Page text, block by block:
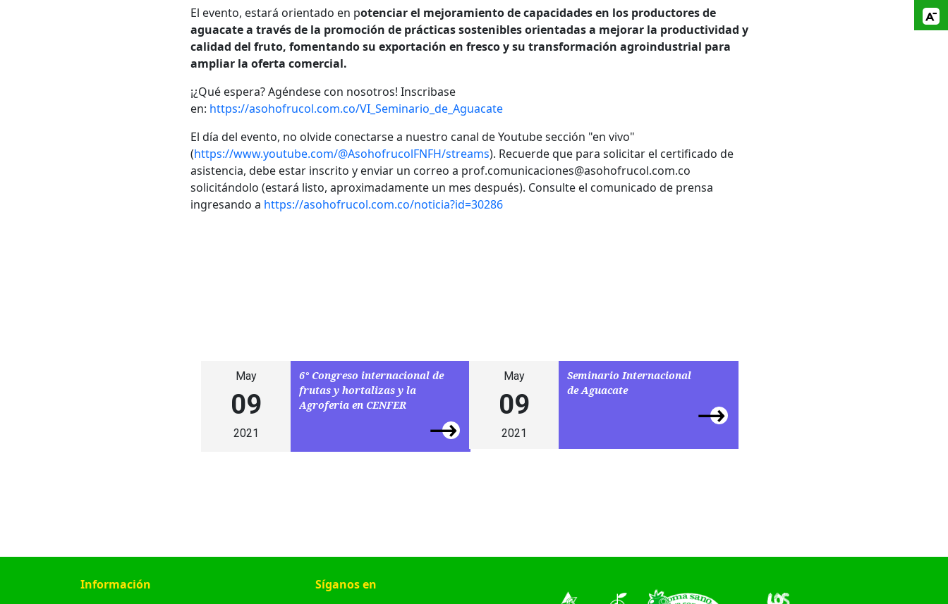
El evento, estará orientado en potenciar el mejoramiento de capacidades en los productores de
aguacate a través de la promoción de prácticas sostenibles orientadas a mejorar la productividad y
calidad del fruto, fomentando su exportación en fresco y su transformación agroindustrial para
ampliar la oferta comercial.
¡¿Qué espera? Agéndese con nosotros! Inscribase
en: https://asohofrucol.com.co/VI_Seminario_de_Aguacate
El día del evento, no olvide conectarse a nuestro canal de Youtube sección "en vivo"
(https://www.youtube.com/@AsohofrucolFNFH/streams). Recuerde que para solicitar el certificado de
asistencia, debe estar inscrito y enviar un correo a prof.comunicaciones@asohofrucol.com.co
solicitándolo (estará listo, aproximadamente un mes después). Consulte el comunicado de prensa
ingresando a https://asohofrucol.com.co/noticia?id=30286
May
09
2021
6° Congreso internacional de
frutas y hortalizas y la
Agroferia en CENFER
May
09
2021
Seminario Internacional
de Aguacate
Información Síganos en